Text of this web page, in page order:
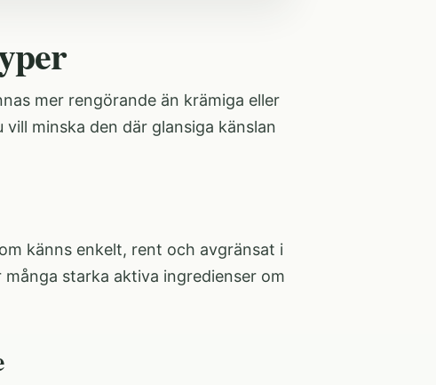
mer rengörande än krämiga eller
minska den där glansiga känslan
känns enkelt, rent och avgränsat i
starka aktiva ingredienser om